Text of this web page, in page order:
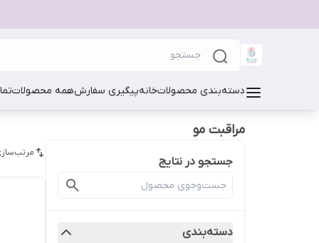
دسته‌بندی محصولاتخانهپیگیری سفارشهمه محصولات
مراقبت مو
جستجو در نتایج
دسته‌بندی